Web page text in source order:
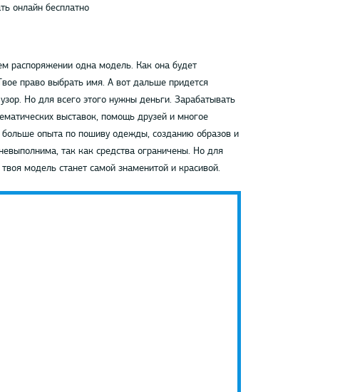
онлайн бесплатно
распоряжении одна модель. Как она будет
право выбрать имя. А вот дальше придется
Но для всего этого нужны деньги. Зарабатывать
выставок, помощь друзей и многое
опыта по пошиву одежды, созданию образов и
так как средства ограничены. Но для
модель станет самой знаменитой и красивой.